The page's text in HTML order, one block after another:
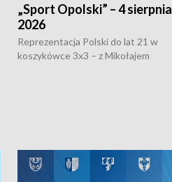
„Sport Opolski” – 4 sierpnia
2026
Reprezentacja Polski do lat 21 w
koszykówce 3x3 – z Mikołajem